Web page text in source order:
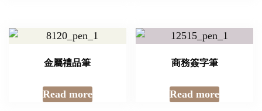
金屬禮品筆
Read more
商務簽字筆
Read more